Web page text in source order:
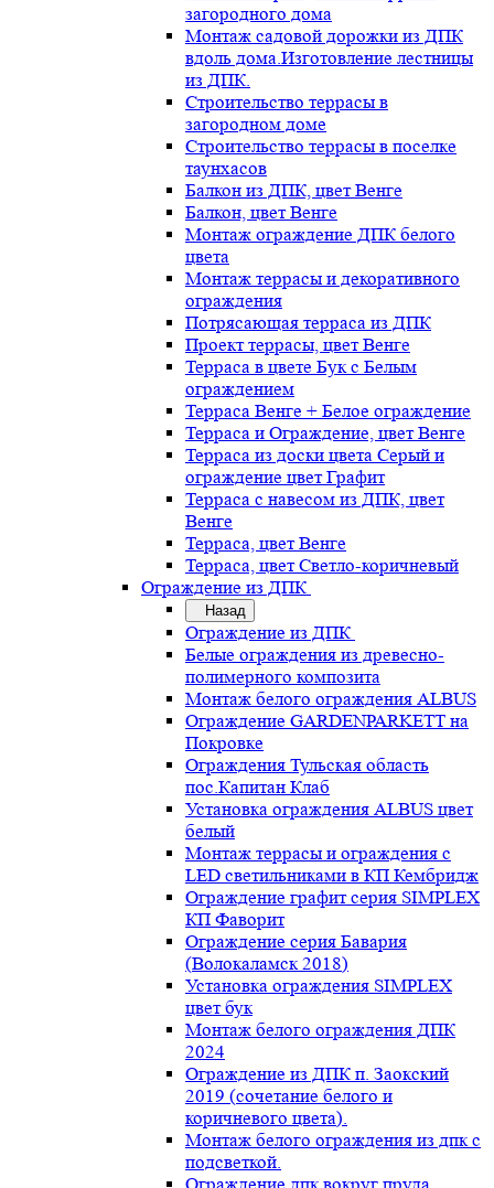
загородного дома
Монтаж садовой дорожки из ДПК
вдоль дома.Изготовление лестницы
из ДПК.
Строительство террасы в
загородном доме
Строительство террасы в поселке
таунхасов
Балкон из ДПК, цвет Венге
Балкон, цвет Венге
Монтаж ограждение ДПК белого
цвета
Монтаж террасы и декоративного
ограждения
Потрясающая терраса из ДПК
Проект террасы, цвет Венге
Терраса в цвете Бук с Белым
ограждением
Терраса Венге + Белое ограждение
Терраса и Ограждение, цвет Венге
Терраса из доски цвета Серый и
ограждение цвет Графит
Терраса с навесом из ДПК, цвет
Венге
Терраса, цвет Венге
Терраса, цвет Светло-коричневый
Ограждение из ДПК
Назад
Ограждение из ДПК
Белые ограждения из древесно-
полимерного композита
Монтаж белого ограждения ALBUS
Ограждение GARDENPARKETT на
Покровке
Ограждения Тульская область
пос.Капитан Клаб
Установка ограждения ALBUS цвет
белый
Монтаж террасы и ограждения с
LED светильниками в КП Кембридж
Ограждение графит серия SIMPLEX
КП Фаворит
Ограждение серия Бавария
(Волокаламск 2018)
Установка ограждения SIMPLEX
цвет бук
Монтаж белого ограждения ДПК
2024
Ограждение из ДПК п. Заокский
2019 (сочетание белого и
коричневого цвета).
Монтаж белого ограждения из дпк с
подсветкой.